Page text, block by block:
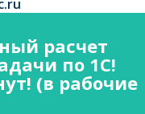
расчет
по 1С!
(в рабочие